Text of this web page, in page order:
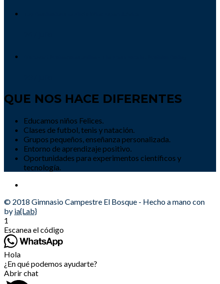
QUE NOS HACE DIFERENTES
Educamos niños Felices.
Clases de futbol, tenis y natación.
Grupos pequeños, enseñanza personalizada.
Entorno de aprendizaje positivo.
Oportunidades para experimentos científicos y
tecnología.
© 2018 Gimnasio Campestre El Bosque - Hecho a mano con
by ia{Lab}
1
Escanea el código
Hola
¿En qué podemos ayudarte?
Abrir chat